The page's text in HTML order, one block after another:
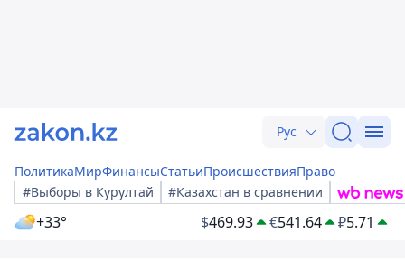
Рус
ПолитикаМирФинансыСтатьиПроисшествияПраво
#Выборы в Курултай
#Казахстан в сравнении
+33° $469.93 €541.64 ₽5.71